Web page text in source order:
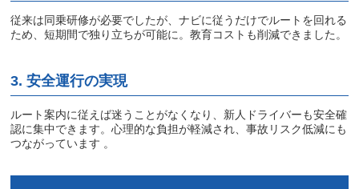
従来は同乗研修が必要でしたが、ナビに従うだけでルートを回れる
ため、短期間で独り立ちが可能に。教育コストも削減できました。
3. 安全運行の実現
ルート案内に従えば迷うことがなくなり、新人ドライバーも安全確
認に集中できます。心理的な負担が軽減され、事故リスク低減にも
つながっています 。